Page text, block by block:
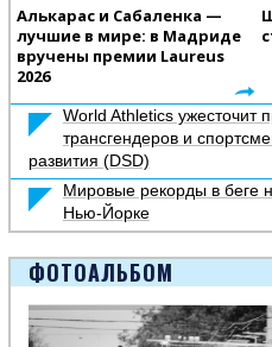
Алькарас и Сабаленка —
лучшие в мире: в Мадриде
вручены премии Laureus
2026
World Athletics ужесточит
трансгендеров и
развития (DSD)
Мировые рекорды в беге
Нью-Йорке
ФОТОАЛЬБОМ